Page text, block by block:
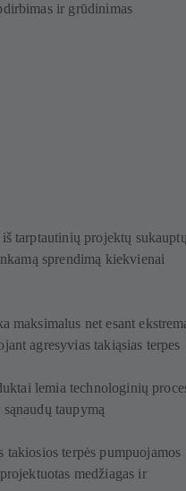
ir grūdinimas
tarptautinių projektų
sprendimą kiekvienai
maksimalus net esant
agresyvias takiąsias terpes
lemia technologinių
taupymą
takiosios terpės pumpuojamos
medžiagas ir